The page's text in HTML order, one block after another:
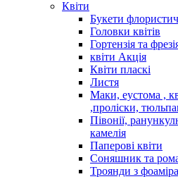
Квіти
Букети
Головки квітів
Гортензія та
квіти Акція
Квіти пласкі
Листя
Маки, еустома ,
,проліски,
Півонії,
камелія
Паперові квіти
Соняшник та
Троянди з